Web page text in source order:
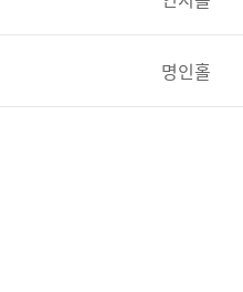
명인홀